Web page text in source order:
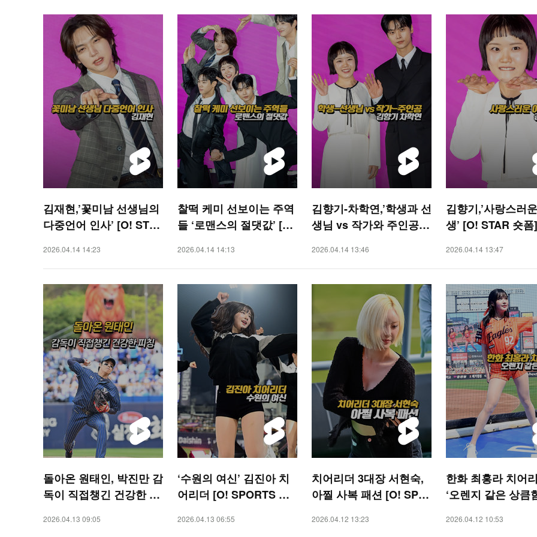
김재현,’꽃미남 선생님의
다중언어 인사’ [O! STA
2026.04.14 14:23
찰떡 케미 선보이는 주역
들 ‘로맨스의 절댓값’ [O!
2026.04.14 14:13
김향기-차학연,’학생과 선
생님 vs 작가와 주인공’
2026.04.14 13:46
김향기,’사랑스러
생’ [O! STAR 숏폼]
2026.04.14 13:47
돌아온 원태인, 박진만 감
독이 직접챙긴 건강한 피
2026.04.13 09:05
‘수원의 여신’ 김진아 치
어리더 [O! SPORTS 숏
2026.04.13 06:55
치어리더 3대장 서현숙,
아찔 사복 패션 [O! SPO
2026.04.12 13:23
한화 최홍라 치어
‘오렌지 같은 상큼
2026.04.12 10:53